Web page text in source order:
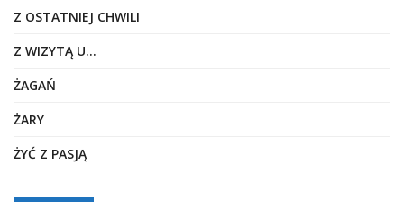
Z OSTATNIEJ CHWILI
Z WIZYTĄ U…
ŻAGAŃ
ŻARY
ŻYĆ Z PASJĄ